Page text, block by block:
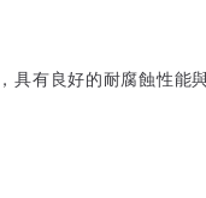
具有良好的耐腐蝕性能